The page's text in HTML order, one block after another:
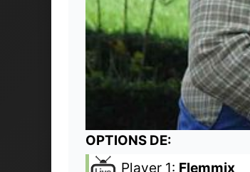
OPTIONS DE:
Player 1: Flemmix